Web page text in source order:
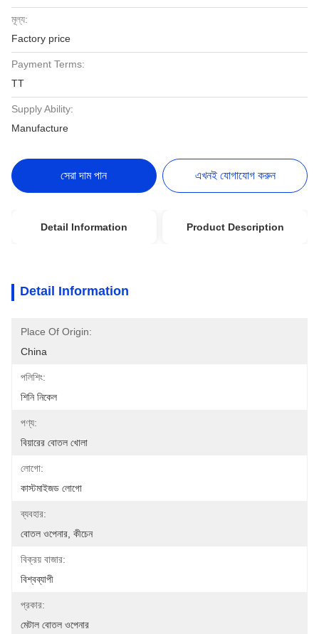
মূল্য:
Factory price
Payment Terms:
TT
Supply Ability:
Manufacture
সেরা দাম পান এখনই যোগাযোগ করুন
Detail Information Product Description
Detail Information
Place Of Origin:
China
পলিশিং:
শিনি নিকেল
পণ্য:
বিয়ারের বোতল খোলা
লোগো:
কাস্টমাইজড লোগো
ব্যবহার:
বোতল ওপেনার, কীচেন
বিক্রয় বাজার:
বিশ্বব্যাপী
প্রকার:
মেটাল বোতল ওপেনার